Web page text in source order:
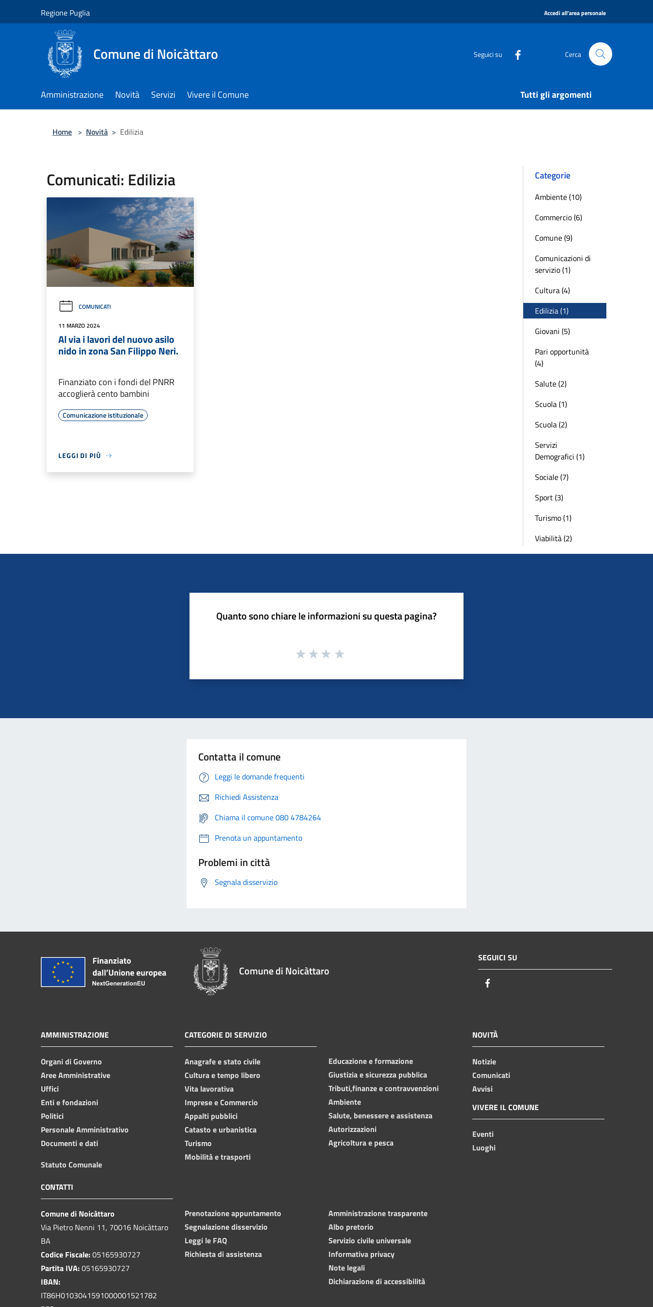
Regione Puglia Accedi all'area personale
Comune di Noicàttaro Seguici su Cerca
Amministrazione Novità Servizi Vivere il Comune Tutti gli argomenti
Home > Novità > Edilizia
Comunicati: Edilizia
COMUNICATI
11 MARZO 2024
Al via i lavori del nuovo asilo
nido in zona San Filippo Neri.
Finanziato con i fondi del PNRR
accoglierà cento bambini
Comunicazione istituzionale
LEGGI DI PIÙ
Categorie
Ambiente (10)
Commercio (6)
Comune (9)
Comunicazioni di
servizio (1)
Cultura (4)
Edilizia (1)
Giovani (5)
Pari opportunità
(4)
Salute (2)
Scuola (1)
Scuola (2)
Servizi
Demografici (1)
Sociale (7)
Sport (3)
Turismo (1)
Viabilità (2)
Quanto sono chiare le informazioni su questa pagina?
Contatta il comune
Leggi le domande frequenti
Richiedi Assistenza
Chiama il comune 080 4784264
Prenota un appuntamento
Problemi in città
Segnala disservizio
Comune di Noicàttaro
SEGUICI SU
AMMINISTRAZIONE
Organi di Governo
Aree Amministrative
Uffici
Enti e fondazioni
Politici
Personale Amministrativo
Documenti e dati
Statuto Comunale
CATEGORIE DI SERVIZIO
Anagrafe e stato civile
Cultura e tempo libero
Vita lavorativa
Imprese e Commercio
Appalti pubblici
Catasto e urbanistica
Turismo
Mobilità e trasporti
Educazione e formazione
Giustizia e sicurezza pubblica
Tributi,finanze e contravvenzioni
Ambiente
Salute, benessere e assistenza
Autorizzazioni
Agricoltura e pesca
NOVITÀ
Notizie
Comunicati
Avvisi
VIVERE IL COMUNE
Eventi
Luoghi
CONTATTI
Comune di Noicàttaro
Via Pietro Nenni 11, 70016 Noicàttaro
BA
Codice Fiscale:05165930727
Partita IVA:05165930727
IBAN:
IT86H0103041591000001521782
Prenotazione appuntamento
Segnalazione disservizio
Leggi le FAQ
Richiesta di assistenza
Amministrazione trasparente
Albo pretorio
Servizio civile universale
Informativa privacy
Note legali
Dichiarazione di accessibilità